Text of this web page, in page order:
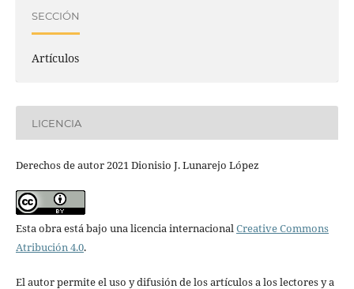
SECCIÓN
Artículos
LICENCIA
Derechos de autor 2021 Dionisio J. Lunarejo López
Esta obra está bajo una licencia internacionalCreative Commons
Atribución 4.0.
El autor permite el uso y difusión de los artículos a los lectores y a